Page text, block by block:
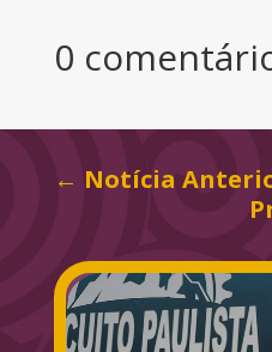
0
← Notícia